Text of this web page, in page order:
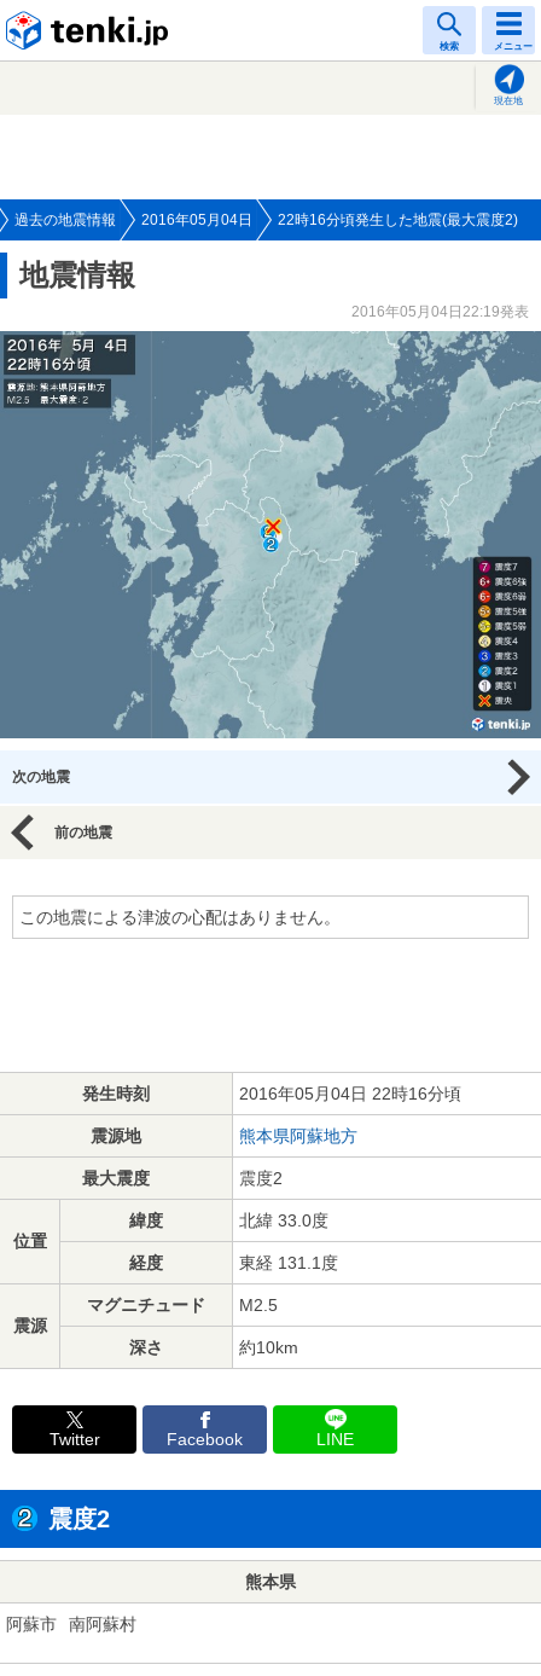
検索 メニュー
現在地
過去の地震情報 2016年05月04日 22時16分頃発生した地震(最大震度2)
地震情報
2016年05月04日22:19発表
次の地震
前の地震
この地震による津波の心配はありません。
発生時刻 2016年05月04日 22時16分頃
震源地 熊本県阿蘇地方
最大震度 震度2
位置
緯度 北緯 33.0度
経度 東経 131.1度
震源
マグニチュード M2.5
深さ 約10km
Twitter Facebook LINE
震度2
熊本県
阿蘇市 南阿蘇村